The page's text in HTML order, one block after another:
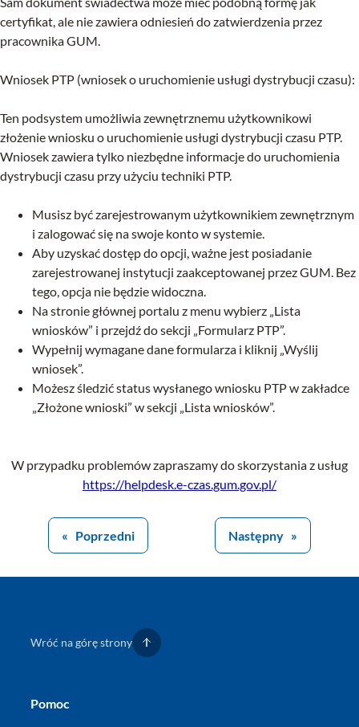
certyfikat, ale nie zawiera odniesień do zatwierdzenia przez
pracownika GUM.
Wniosek PTP (wniosek o uruchomienie usługi dystrybucji czasu):
Ten podsystem umożliwia zewnętrznemu użytkownikowi
złożenie wniosku o uruchomienie usługi dystrybucji czasu PTP.
Wniosek zawiera tylko niezbędne informacje do uruchomienia
dystrybucji czasu przy użyciu techniki PTP.
Musisz być zarejestrowanym użytkownikiem zewnętrznym
i zalogować się na swoje konto w systemie.
Aby uzyskać dostęp do opcji, ważne jest posiadanie
zarejestrowanej instytucji zaakceptowanej przez GUM. Bez
tego, opcja nie będzie widoczna.
Na stronie głównej portalu z menu wybierz „Lista
wniosków” i przejdź do sekcji „Formularz PTP”.
Wypełnij wymagane dane formularza i kliknij „Wyślij
wniosek”.
Możesz śledzić status wysłanego wniosku PTP w zakładce
„Złożone wnioski” w sekcji „Lista wniosków”.
W przypadku problemów zapraszamy do skorzystania z usług
https://helpdesk.e-czas.gum.gov.pl/
« Poprzedni Następny »
Wróć na górę strony
Pomoc